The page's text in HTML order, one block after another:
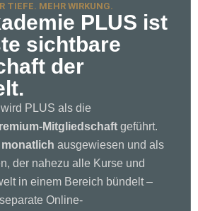
TIEFE. MEHR WIRKUNG.
PLUS ist
sichtbare
der
PLUS als die
Mitgliedschaft geführt.
monatlich ausgewiesen und als
der nahezu alle Kurse und
in einem Bereich bündelt –
Online-